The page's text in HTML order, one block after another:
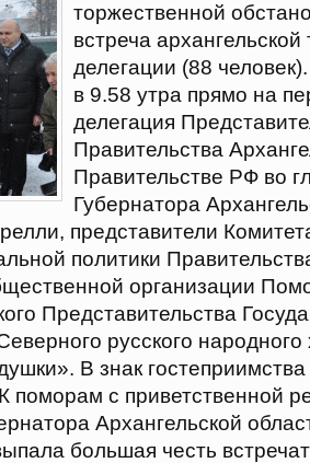
торжественной
встреча архангельской
делегации (88
в 9.58 утра прямо на
делегация
Правительства
Правительстве РФ во
Губернатора
представители
политики
организации
Представительства
русского
В знак
поморам с приветственной
Архангельской
большая честь